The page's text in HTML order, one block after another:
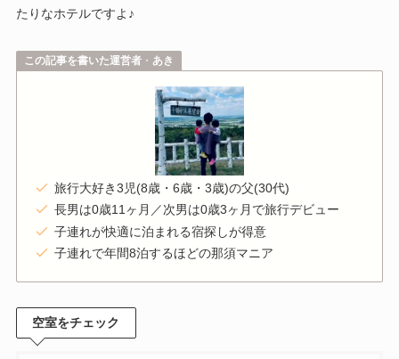
たりなホテルですよ♪
この記事を書いた運営者・ あき
旅行大好き3児(8歳・6歳・3歳)の父(30代)
長男は0歳11ヶ月／次男は0歳3ヶ月で旅行デビュー
子連れが快適に泊まれる宿探しが得意
子連れで年間8泊するほどの那須マニア
空室をチェック